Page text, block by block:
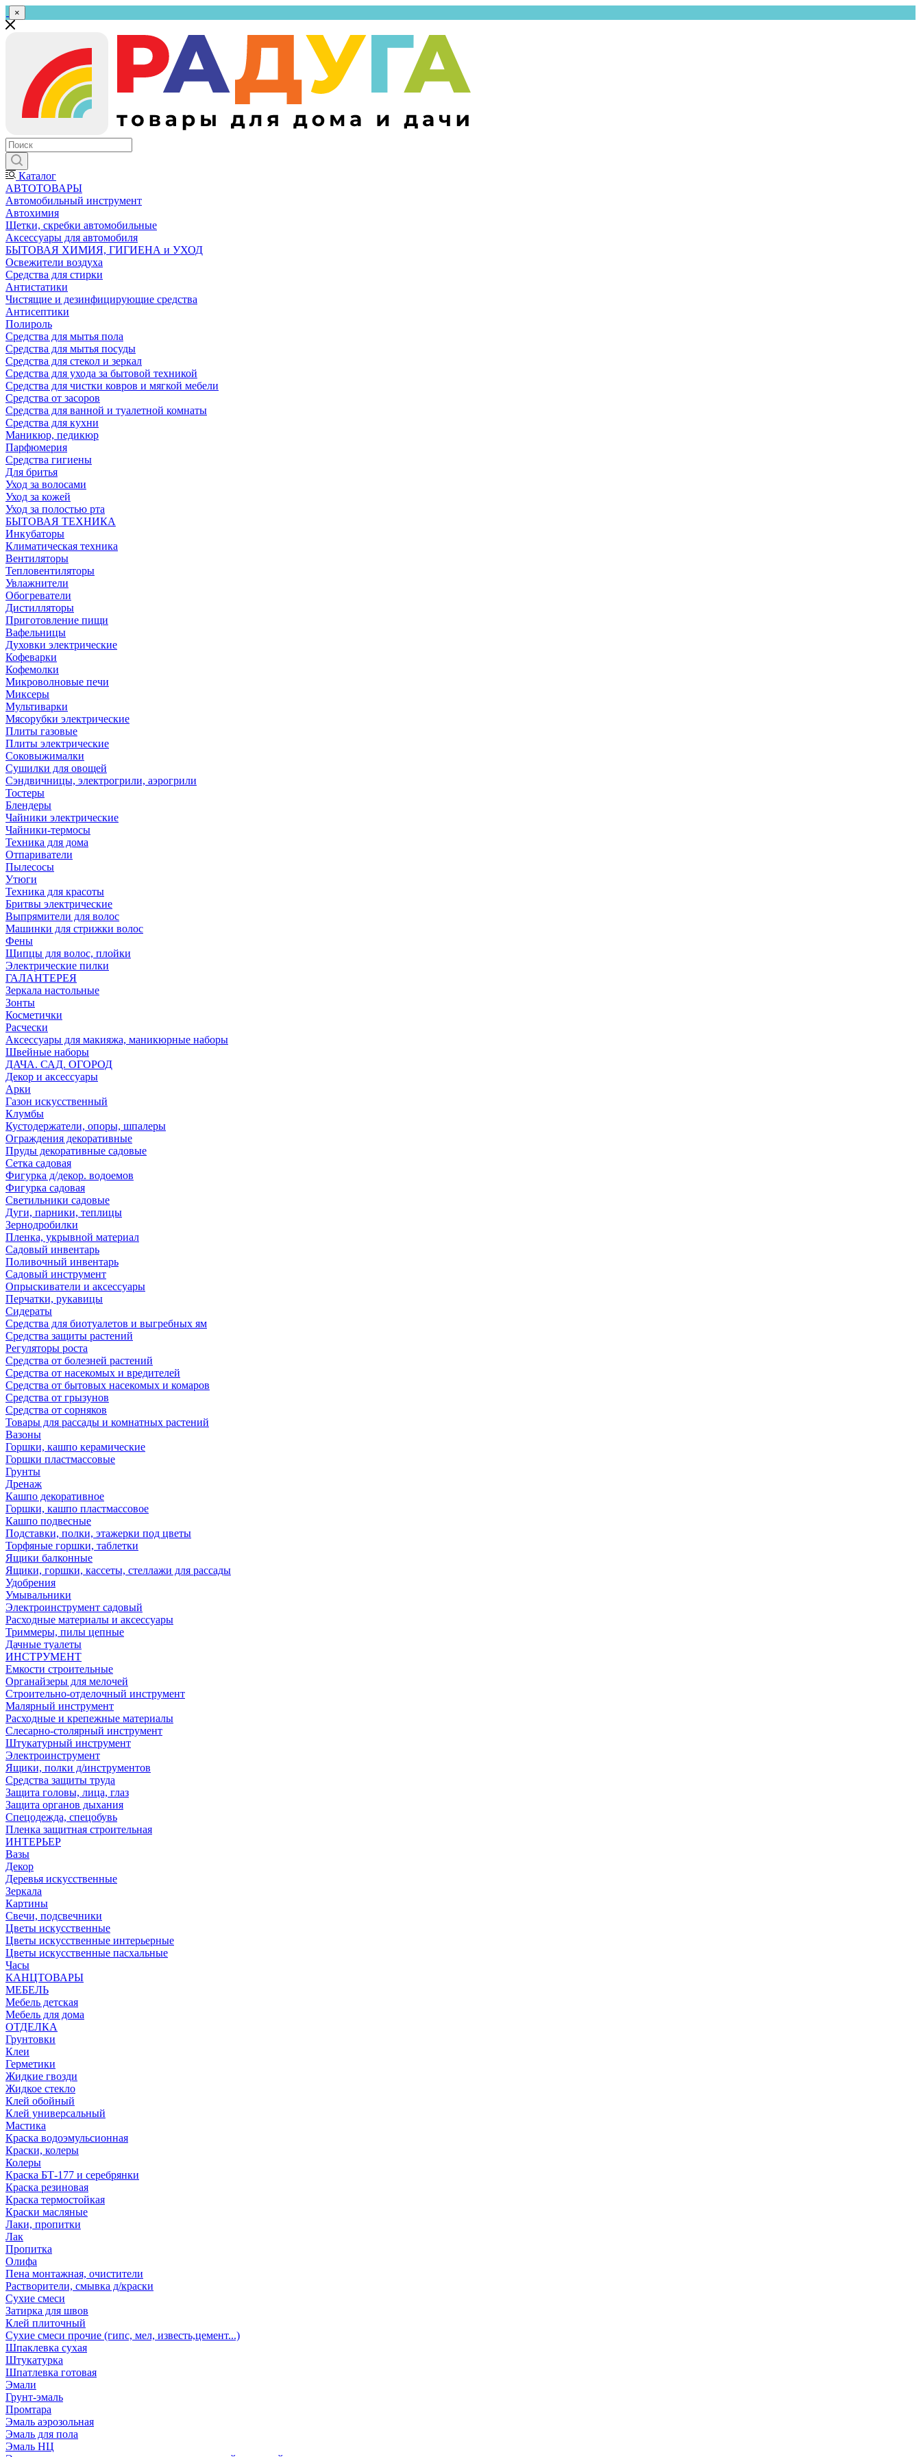
×
Каталог
АВТОТОВАРЫ
Автомобильный инструмент
Автохимия
Щетки, скребки автомобильные
Аксессуары для автомобиля
БЫТОВАЯ ХИМИЯ, ГИГИЕНА и УХОД
Освежители воздуха
Средства для стирки
Антистатики
Чистящие и дезинфицирующие средства
Антисептики
Полироль
Средства для мытья пола
Средства для мытья посуды
Средства для стекол и зеркал
Средства для ухода за бытовой техникой
Средства для чистки ковров и мягкой мебели
Средства от засоров
Средства для ванной и туалетной комнаты
Средства для кухни
Маникюр, педикюр
Парфюмерия
Средства гигиены
Для бритья
Уход за волосами
Уход за кожей
Уход за полостью рта
БЫТОВАЯ ТЕХНИКА
Инкубаторы
Климатическая техника
Вентиляторы
Тепловентиляторы
Увлажнители
Обогреватели
Дистилляторы
Приготовление пищи
Вафельницы
Духовки электрические
Кофеварки
Кофемолки
Микроволновые печи
Миксеры
Мультиварки
Мясорубки электрические
Плиты газовые
Плиты электрические
Соковыжималки
Сушилки для овощей
Сэндвичницы, электрогрили, аэрогрили
Тостеры
Блендеры
Чайники электрические
Чайники-термосы
Техника для дома
Отпариватели
Пылесосы
Утюги
Техника для красоты
Бритвы электрические
Выпрямители для волос
Машинки для стрижки волос
Фены
Щипцы для волос, плойки
Электрические пилки
ГАЛАНТЕРЕЯ
Зеркала настольные
Зонты
Косметички
Расчески
Аксессуары для макияжа, маникюрные наборы
Швейные наборы
ДАЧА. САД. ОГОРОД
Декор и аксессуары
Арки
Газон искусственный
Клумбы
Кустодержатели, опоры, шпалеры
Ограждения декоративные
Пруды декоративные садовые
Сетка садовая
Фигурка д/декор. водоемов
Фигурка садовая
Светильники садовые
Дуги, парники, теплицы
Зернодробилки
Пленка, укрывной материал
Садовый инвентарь
Поливочный инвентарь
Садовый инструмент
Опрыскиватели и аксессуары
Перчатки, рукавицы
Сидераты
Средства для биотуалетов и выгребных ям
Средства защиты растений
Регуляторы роста
Средства от болезней растений
Средства от насекомых и вредителей
Средства от бытовых насекомых и комаров
Средства от грызунов
Средства от сорняков
Товары для рассады и комнатных растений
Вазоны
Горшки, кашпо керамические
Горшки пластмассовые
Грунты
Дренаж
Кашпо декоративное
Горшки, кашпо пластмассовое
Кашпо подвесные
Подставки, полки, этажерки под цветы
Торфяные горшки, таблетки
Ящики балконные
Ящики, горшки, кассеты, стеллажи для рассады
Удобрения
Умывальники
Электроинструмент садовый
Расходные материалы и аксессуары
Триммеры, пилы цепные
Дачные туалеты
ИНСТРУМЕНТ
Емкости строительные
Органайзеры для мелочей
Строительно-отделочный инструмент
Малярный инструмент
Расходные и крепежные материалы
Слесарно-столярный инструмент
Штукатурный инструмент
Электроинструмент
Ящики, полки д/инструментов
Средства защиты труда
Защита головы, лица, глаз
Защита органов дыхания
Спецодежда, спецобувь
Пленка защитная строительная
ИНТЕРЬЕР
Вазы
Декор
Деревья искусственные
Зеркала
Картины
Свечи, подсвечники
Цветы искусственные
Цветы искусственные интерьерные
Цветы искусственные пасхальные
Часы
КАНЦТОВАРЫ
МЕБЕЛЬ
Мебель детская
Мебель для дома
ОТДЕЛКА
Грунтовки
Клеи
Герметики
Жидкие гвозди
Жидкое стекло
Клей обойный
Клей универсальный
Мастика
Краска водоэмульсионная
Краски, колеры
Колеры
Краска БТ-177 и серебрянки
Краска резиновая
Краска термостойкая
Краски масляные
Лаки, пропитки
Лак
Пропитка
Олифа
Пена монтажная, очистители
Растворители, смывка д/краски
Сухие смеси
Затирка для швов
Клей плиточный
Сухие смеси прочие (гипс, мел, известь,цемент...)
Шпаклевка сухая
Штукатурка
Шпатлевка готовая
Эмали
Грунт-эмаль
Промтара
Эмаль аэрозольная
Эмаль для пола
Эмаль НЦ